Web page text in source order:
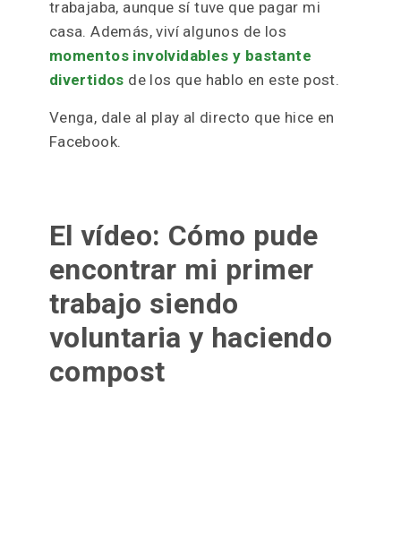
expertos en conservación de la naturaleza
de todo el mundo. Pasé mucho tiempo
sola y otros ratos con mucha gente
aprendí que la actitud es algo que sale de
dentro. Y sea para trabajar como
Fue un voluntariado gratis, no tuve que
pagar nada a la organización con la que
trabajaba, aunque sí tuve que pagar mi
casa. Además, viví algunos de los
momentos involvidables y bastante
divertidos de los que hablo en este post.